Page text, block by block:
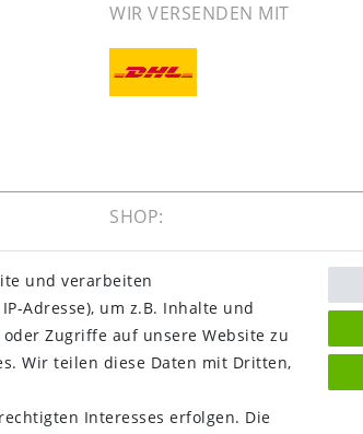
WIR VERSENDEN MIT
SHOP:
Mein Konto
Warenkorb
Kasse
Vorteile
und verarbeiten
Adresse), um z.B. Inhalte und
Zugriffe auf unsere Website zu
Wir teilen diese Daten mit Dritten,
Interesses erfolgen. Die